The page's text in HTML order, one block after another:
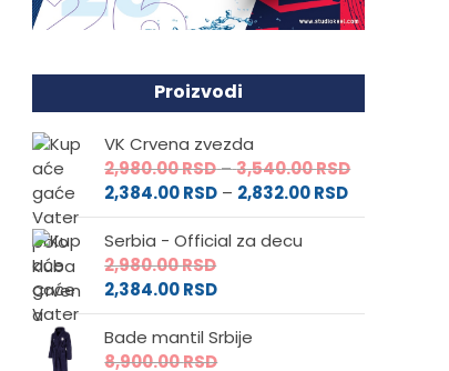
Proizvodi
VK Crvena zvezda
2,980.00RSD–3,540.00RSDRaspon
od
2,384.00RSD – 2,832.00RSDRaspon
cena:
2,832.00 RSD
Serbia - Official za decu
2,980.00RSD
2,384.00RSD
Bade mantil Srbije
8,900.00RSD